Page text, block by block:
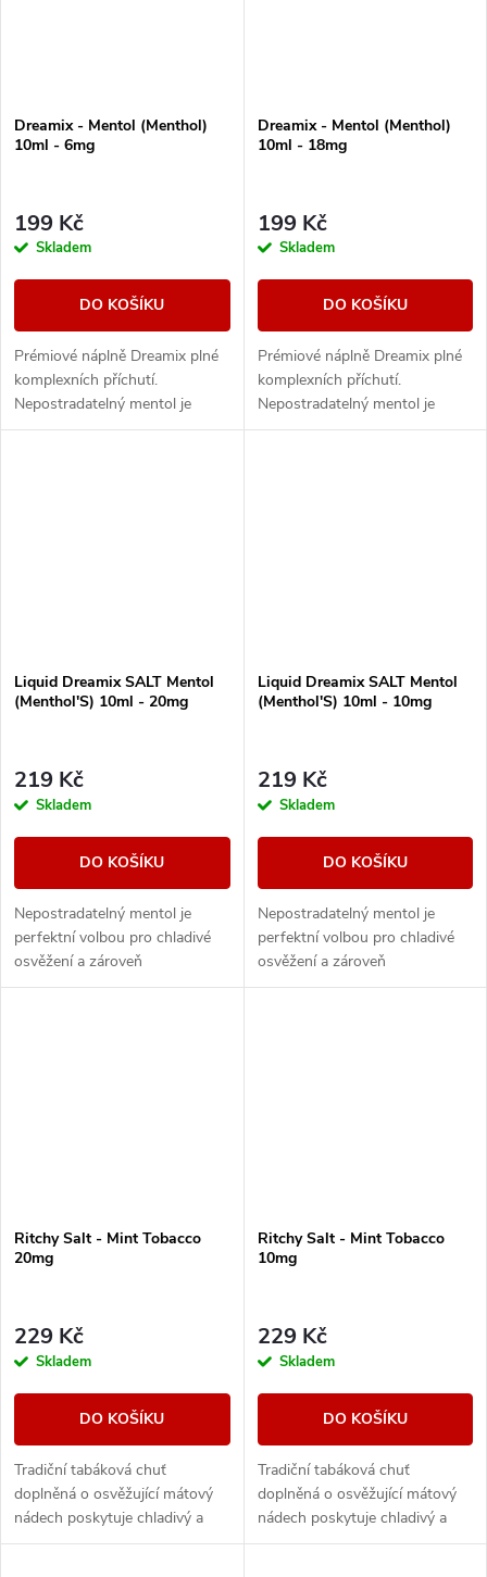
Dreamix - Mentol (Menthol)
10ml - 6mg
199 Kč
Skladem
DO KOŠÍKU
Prémiové náplně Dreamix plné
komplexních příchutí.
Nepostradatelný mentol je
perfektní volbou pro chladivé
Dreamix - Mentol (Menthol)
10ml - 18mg
199 Kč
Skladem
DO KOŠÍKU
Prémiové náplně Dreamix plné
komplexních příchutí.
Nepostradatelný mentol je
perfektní volbou pro chladivé
Liquid Dreamix SALT Mentol
(Menthol'S) 10ml - 20mg
219 Kč
Skladem
DO KOŠÍKU
Nepostradatelný mentol je
perfektní volbou pro chladivé
osvěžení a zároveň
neocenitelným pomocníkem při
Liquid Dreamix SALT Mentol
(Menthol'S) 10ml - 10mg
219 Kč
Skladem
DO KOŠÍKU
Nepostradatelný mentol je
perfektní volbou pro chladivé
osvěžení a zároveň
neocenitelným pomocníkem při
Ritchy Salt - Mint Tobacco
20mg
229 Kč
Skladem
DO KOŠÍKU
Tradiční tabáková chuť
doplněná o osvěžující mátový
nádech poskytuje chladivý a
čistý potah. Skvělá volba pro
Ritchy Salt - Mint Tobacco
10mg
229 Kč
Skladem
DO KOŠÍKU
Tradiční tabáková chuť
doplněná o osvěžující mátový
nádech poskytuje chladivý a
čistý potah. Skvělá volba pro